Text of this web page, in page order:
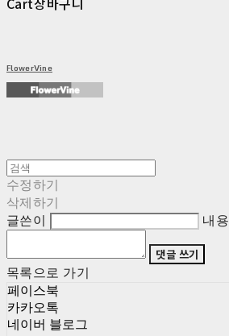
FlowerVine
수정하기
삭제하기
글쓴이
내용
댓글 쓰기
목록으로 가기
페이스북
카카오톡
네이버 블로그